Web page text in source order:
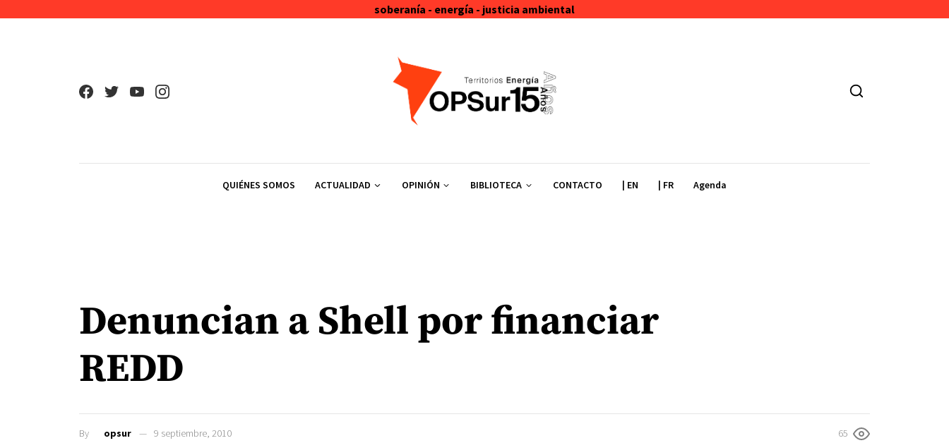
soberanía - energía - justicia ambiental
QUIÉNES SOMOS ACTUALIDAD OPINIÓN BIBLIOTECA CONTACTO | EN | FR Agenda
Denuncian a Shell por financiar
REDD
By opsur 9 septiembre, 2010 65